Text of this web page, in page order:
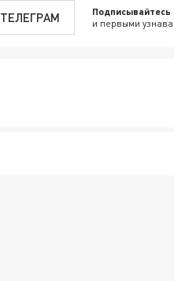
ТЕЛЕГРАМ и первыми